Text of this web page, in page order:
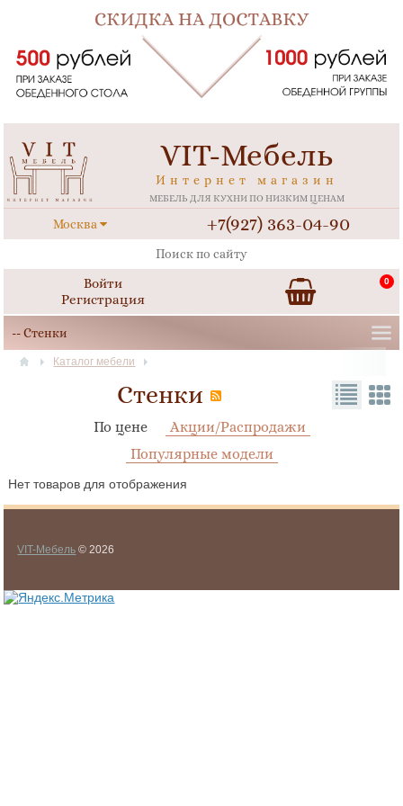
VIT-Мебель
Интернет магазин
МЕБЕЛЬ ДЛЯ КУХНИ ПО НИЗКИМ ЦЕНАМ
Москва +7(927) 363-04-90
Войти
Регистрация
0
Каталог мебели
Стенки
По цене
Акции/Распродажи
Популярные модели
Нет товаров для отображения
VIT-Мебель © 2026